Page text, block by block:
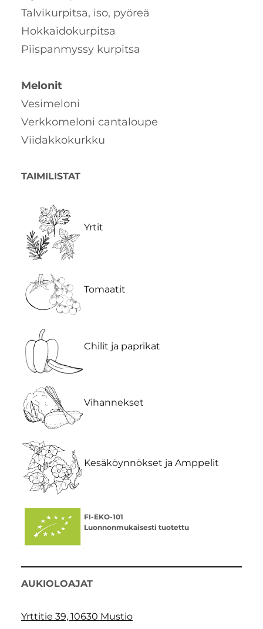
Talvikurpitsa, iso, pyöreä
Hokkaidokurpitsa
Piispanmyssy kurpitsa
Melonit
Vesimeloni
Verkkomeloni cantaloupe
Viidakkokurkku
TAIMILISTAT
Yrtit
Tomaatit
Chilit ja paprikat
Vihannekset
Kesäköynnökset ja Amppelit
FI-EKO-101
Luonnonmukaisesti tuotettu
AUKIOLOAJAT
Yrttitie 39, 10630 Mustio